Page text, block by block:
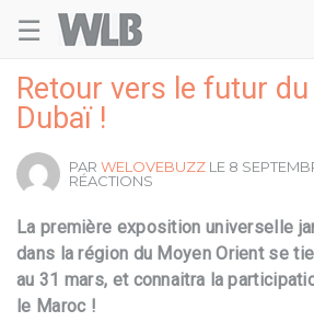
☰
Retour vers le futur
Dubaï !
PAR WELOVEBUZZ LE 8
RÉACTIONS
La première exposition universelle
dans la région du Moyen Orient se
au 31 mars, et connaitra la
le Maroc !